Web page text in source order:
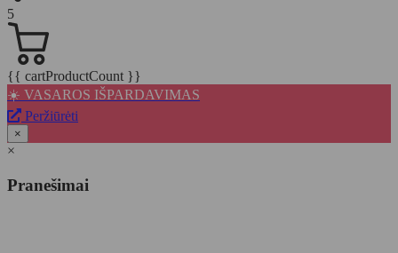
5
{{ cartProductCount }}
☀️ VASAROS IŠPARDAVIMAS
Peržiūrėti
×
×
Pranešimai